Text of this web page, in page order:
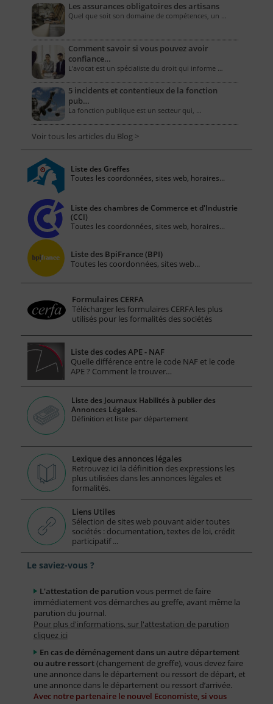
Les assurances obligatoires des artisans
Quel que soit son domaine de compétences, un …
Comment savoir si vous pouvez avoir
confiance…
L'avocat est un spécialiste du droit qui informe …
5 incidents et contentieux de la fonction
pub…
La fonction publique est un secteur qui, …
Voir tous les articles du Blog >
Liste des Greffes
Toutes les coordonnées, sites web, horaires...
Liste des chambres de Commerce et d'Industrie
(CCI)
Toutes les coordonnées, sites web, horaires...
Liste des BpiFrance (BPI)
Toutes les coordonnées, sites web...
Formulaires CERFA
Télécharger les formulaires CERFA les plus
utilisés pour les formalités des sociétés
Liste des codes APE - NAF
Quelle différence entre le code NAF et le code
APE ? Comment le trouver…
Liste des Journaux Habilités à publier des
Annonces Légales.
Définition et liste par département
Lexique des annonces légales
Retrouvez ici la définition des expressions les
plus utilisées dans les annonces légales et
formalités.
Liens Utiles
Sélection de sites web pouvant aider toutes
sociétés : documentation, textes de loi, crédit
participatif ...
Le saviez-vous ?
L'attestation de parution vous permet de faire
immédiatement vos démarches au greffe, avant même la
parution du journal.
Pour plus d'informations, sur l'attestation de parution
cliquez ici
En cas de déménagement dans un autre département
ou autre ressort(changement de greffe), vous devez faire
une annonce dans le département ou ressort de départ, et
une annonce dans le département ou ressort d’arrivée.
Avec notre partenaire le nouvel Economiste, si vous